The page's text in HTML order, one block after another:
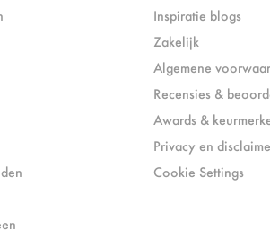
Inspiratie blogs
Zakelijk
Algemene
Recensies &
Awards &
Privacy en
Cookie Settings